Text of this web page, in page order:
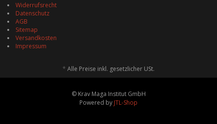
Widerrufsrecht
Datenschutz
AGB
Sitemap
Versandkosten
Impressum
* Alle Preise inkl. gesetzlicher USt.
© Krav Maga Institut GmbH
Powered by JTL-Shop